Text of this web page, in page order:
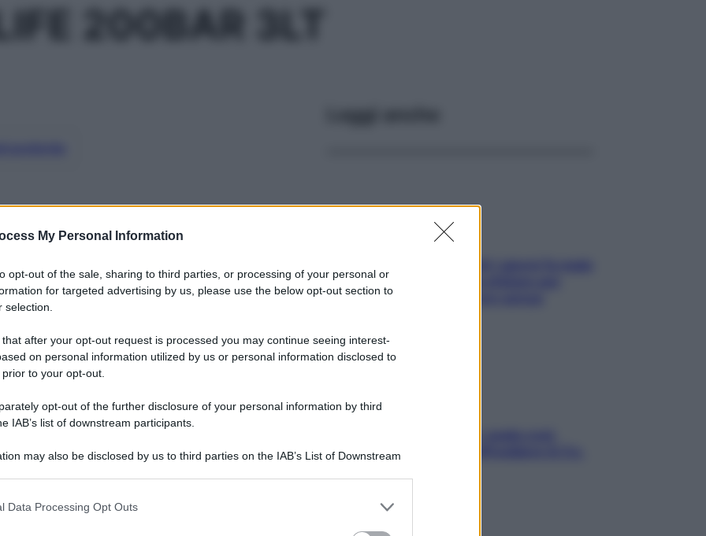
My Personal Information
opt-out of the sale, sharing to third parties, or processing of your personal or
for targeted advertising by us, please use the below opt-out section to
selection.
after your opt-out request is processed you may continue seeing interest-
on personal information utilized by us or personal information disclosed to
to your opt-out.
opt-out of the further disclosure of your personal information by third
IAB’s list of downstream participants.
may also be disclosed by us to third parties on the IAB’s List of Downstream
but not limited to your visit or usage behaviour. You may click to grant or
to Google and its third-party tags to use your data for below specified purposes
Data Processing Opt Outs
200BAR 3LT
TRA 21 E 22,5%
Descrizione tipo ricetta: OSP – USO
OSPEDALIERO
Forma farmaceutica:
alla pelle? I miti da sfatare per
proteggerla davvero senza
senza rischiare raffreddore & Co.